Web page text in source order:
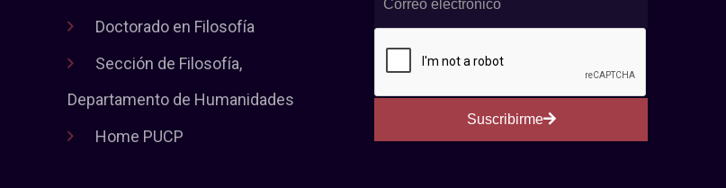
Doctorado en Filosofía
Sección de Filosofía,
Departamento de Humanidades
Home PUCP
Suscribirme